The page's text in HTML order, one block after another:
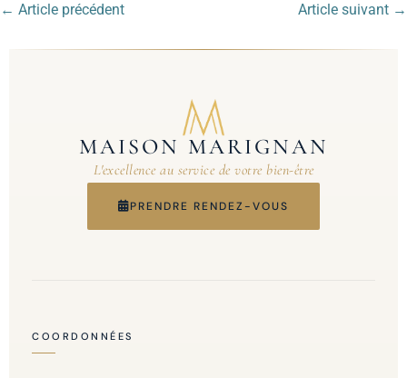
← Article précédent Article suivant →
MAISON MARIGNAN
L'excellence au service de votre bien-être
PRENDRE RENDEZ-VOUS
COORDONNÉES